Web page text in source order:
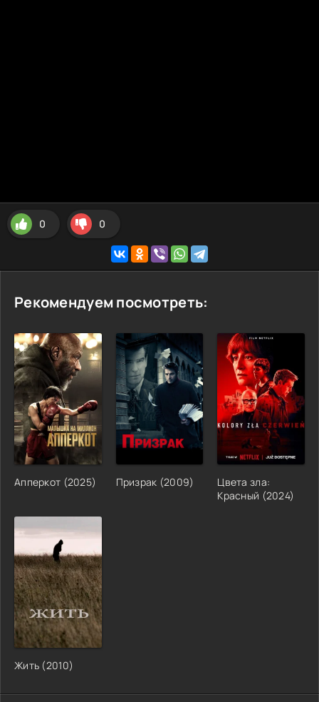
0 0
Рекомендуем посмотреть:
Апперкот (2025) Призрак (2009)
Цвета зла:
Красный (2024)
Жить (2010)